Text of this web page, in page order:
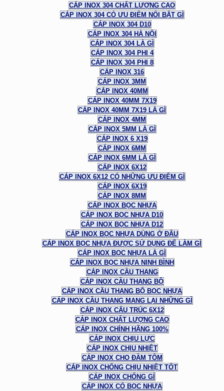
CÁP INOX 304 CHẤT LƯỢNG CAO
CÁP INOX 304 CÓ ƯU ĐIỂM NỔI BẬT GÌ
CÁP INOX 304 D10
CÁP INOX 304 HÀ NỘI
CÁP INOX 304 LÀ GÌ
CÁP INOX 304 PHI 4
CÁP INOX 304 PHI 8
CÁP INOX 316
CÁP INOX 3MM
CÁP INOX 40MM
CÁP INOX 40MM 7X19
CÁP INOX 40MM 7X19 LÀ GÌ
CÁP INOX 4MM
CÁP INOX 5MM LÀ GÌ
CÁP INOX 6 X19
CÁP INOX 6MM
CÁP INOX 6MM LÀ GÌ
CÁP INOX 6X12
CÁP INOX 6X12 CÓ NHỮNG ƯU ĐIỂM GÌ
CÁP INOX 6X19
CÁP INOX 8MM
CÁP INOX BỌC NHỰA
CÁP INOX BỌC NHỰA D10
CÁP INOX BỌC NHỰA D12
CÁP INOX BỌC NHỰA DÙNG Ở ĐÂU
CÁP INOX BỌC NHỰA ĐƯỢC SỬ DỤNG ĐỂ LÀM GÌ
CÁP INOX BỌC NHỰA LÀ GÌ
CÁP INOX BỌC NHỰA NINH BÌNH
CÁP INOX CẦU THANG
CÁP INOX CẦU THANG BỘ
CÁP INOX CẦU THANG BỘ BỌC NHỰA
CÁP INOX CẦU THANG MANG LẠI NHỮNG GÌ
CÁP INOX CẤU TRÚC 6X12
CÁP INOX CHẤT LƯỢNG CAO
CÁP INOX CHÍNH HÃNG 100%
CÁP INOX CHỊU LỰC
CÁP INOX CHỊU NHIỆT
CÁP INOX CHO ĐẦM TÔM
CÁP INOX CHỐNG CHỊU NHIỆT TỐT
CÁP INOX CHỐNG GỈ
CÁP INOX CÓ BỌC NHỰA